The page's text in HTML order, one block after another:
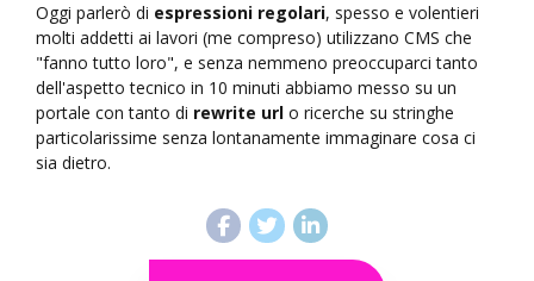
Oggi parlerò di espressioni regolari, spesso e volentieri
molti addetti ai lavori (me compreso) utilizzano CMS che
"fanno tutto loro", e senza nemmeno preoccuparci tanto
dell'aspetto tecnico in 10 minuti abbiamo messo su un
portale con tanto di rewrite url o ricerche su stringhe
particolarissime senza lontanamente immaginare cosa ci
sia dietro.